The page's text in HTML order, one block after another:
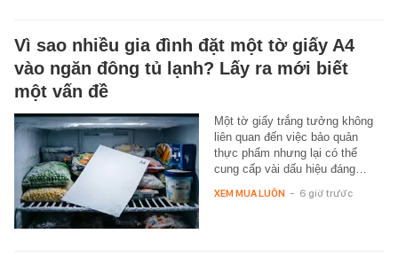
Vì sao nhiều gia đình đặt một tờ giấy A4
vào ngăn đông tủ lạnh? Lấy ra mới biết
một vấn đề
Một tờ giấy trắng tưởng không
liên quan đến việc bảo quản
thực phẩm nhưng lại có thể
cung cấp vài dấu hiệu đáng…
XEM MUA LUÔN - 6 giờ trước